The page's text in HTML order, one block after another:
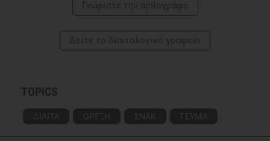
later energy consumption in overweight and obese
doi:10.1017/S000711451400141X.
Γνωρίστε την αρθογράφο
Δείτε το διαιτολογικό γραφείο
TOPICS
ΔΙΑΙΤΑ ΟΡΕΞΗ ΣΝΑΚ ΓΕΥΜΑ